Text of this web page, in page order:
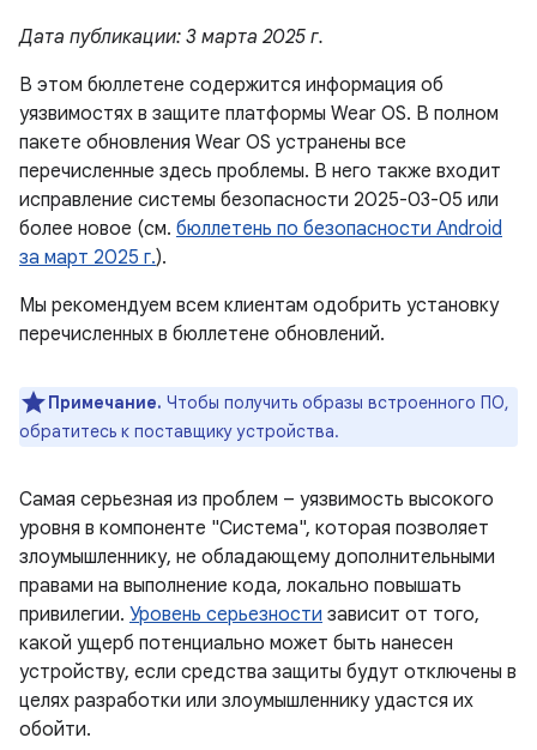
Дата публикации: 3 марта 2025 г.
В этом бюллетене содержится информация об
уязвимостях в защите платформы Wear OS. В полном
пакете обновления Wear OS устранены все
перечисленные здесь проблемы. В него также входит
исправление системы безопасности 2025-03-05 или
более новое (см. бюллетень по безопасности Android
за март 2025 г.).
Мы рекомендуем всем клиентам одобрить установку
перечисленных в бюллетене обновлений.
Примечание. Чтобы получить образы встроенного ПО,
обратитесь к поставщику устройства.
Самая серьезная из проблем – уязвимость высокого
уровня в компоненте "Система", которая позволяет
злоумышленнику, не обладающему дополнительными
правами на выполнение кода, локально повышать
привилегии. Уровень серьезности зависит от того,
какой ущерб потенциально может быть нанесен
устройству, если средства защиты будут отключены в
целях разработки или злоумышленнику удастся их
обойти.